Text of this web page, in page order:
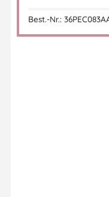
Benutzergewicht
140
–
Best.-Nr.: